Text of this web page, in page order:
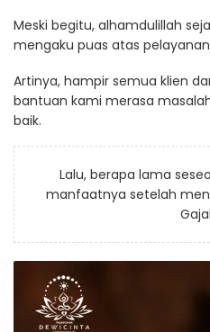
Meski begitu, alhamdulillah
mengaku puas atas
Artinya, hampir semua klien
bantuan kami merasa
baik.
Lalu, berapa lama
manfaatnya setelah